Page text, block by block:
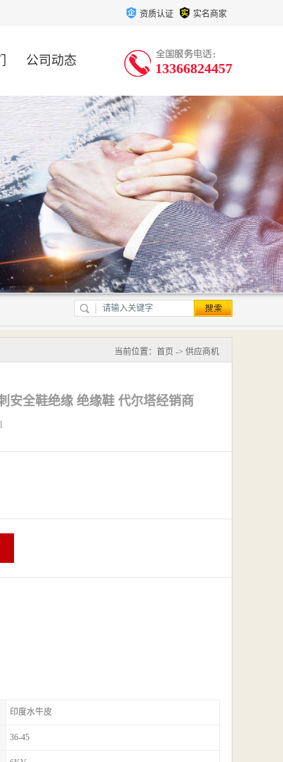
资质认证 实名商家
公司动态 13366824457
当前位置： 首页 -> 供应商机
安全鞋绝缘 绝缘鞋 代尔塔经销商
印度水牛皮
36-45